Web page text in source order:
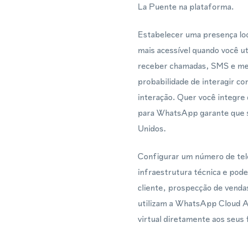
La Puente na plataforma.
Estabelecer uma presença
mais acessível quando você
receber chamadas, SMS e
probabilidade de interagir
interação. Quer você
para WhatsApp garante que
Unidos.
Configurar um número de
infraestrutura técnica e
cliente, prospecção de
utilizam a WhatsApp Cloud
virtual diretamente aos